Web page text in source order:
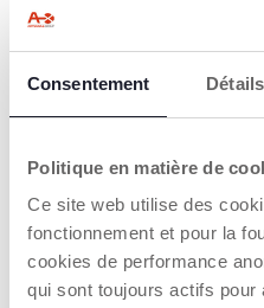
Consentement Détails
Politique en matière de
Ce site web utilise des
fonctionnement et pour la
cookies de performance
qui sont toujours actifs
2=3